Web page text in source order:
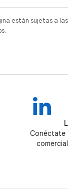
están sujetas a
Conéctate